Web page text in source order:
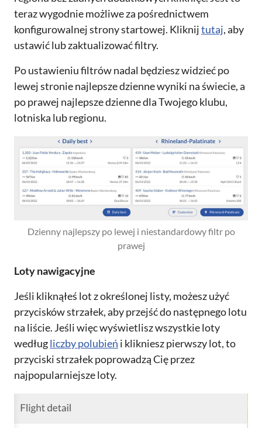
teraz wygodnie możliwe za pośrednictwem
konfigurowalnej strony startowej. Kliknijtutaj, aby
ustawić lub zaktualizować filtry.
Po ustawieniu filtrów nadal będziesz widzieć po
lewej stronie najlepsze dzienne wyniki na świecie, a
po prawej najlepsze dzienne dla Twojego klubu,
lotniska lub regionu.
Dzienny najlepszy po lewej i niestandardowy filtr po
prawej
Loty nawigacyjne
Jeśli kliknąłeś lot z określonej listy, możesz użyć
przycisków strzałek, aby przejść do następnego lotu
na liście. Jeśli więc wyświetlisz wszystkie loty
wedługliczby polubień i klikniesz pierwszy lot, to
przyciski strzałek poprowadzą Cię przez
najpopularniejsze loty.